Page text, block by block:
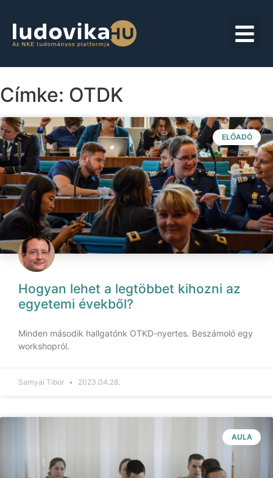
Címke: OTDK
ELŐADÓ
Hogyan lehet a legtöbbet kihozni az
egyetemi évekből?
Minden második hallgatónk OTKD-nyertes. Beszámoló egy
workshopról.
Sarnyai Tibor 2023.04.28.
AULA